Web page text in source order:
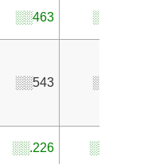
░░463 ░░463
░░543 ░░285
░░.226 ░░.226